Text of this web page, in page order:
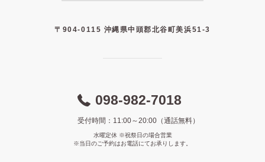
〒904-0115 沖縄県中頭郡北谷町美浜51-3
098-982-7018
受付時間：11:00～20:00（通話無料）
水曜定休 ※祝祭日の場合営業
※当日のご予約はお電話にてお承りします。